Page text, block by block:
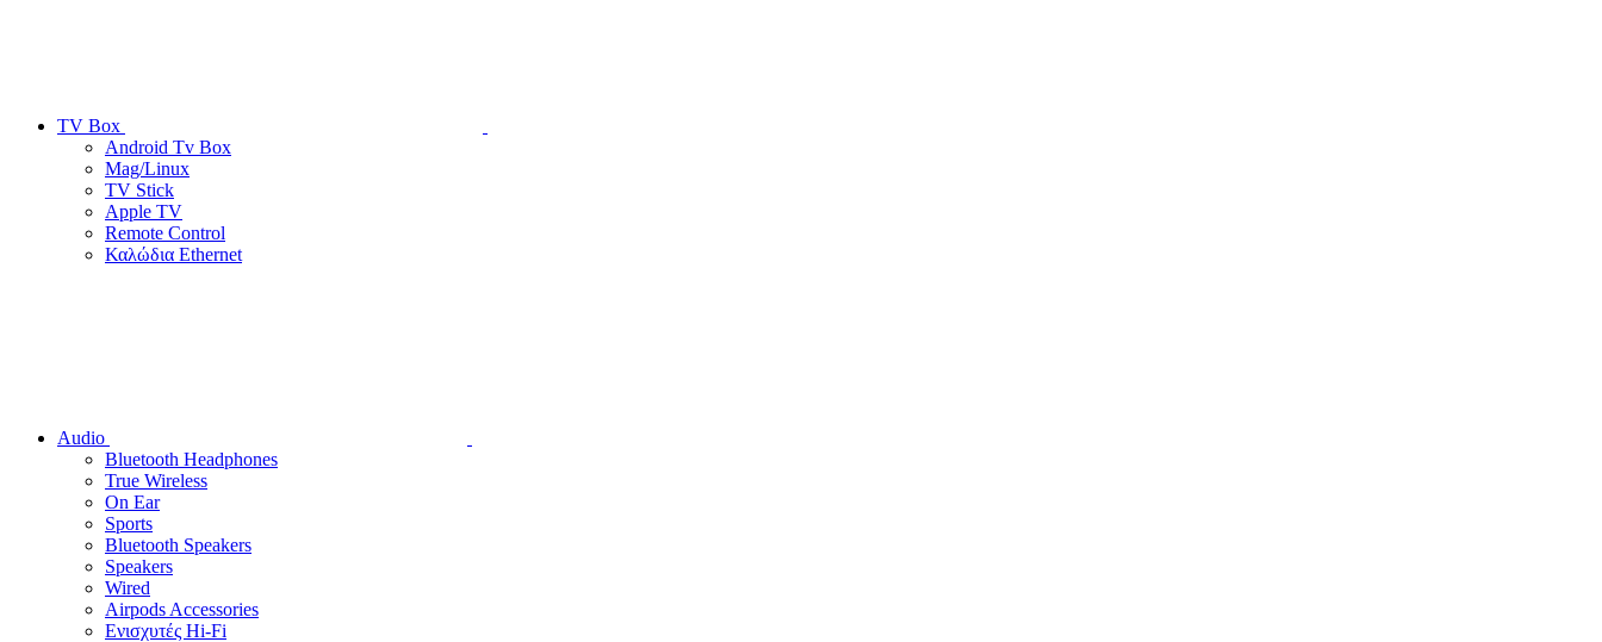
TV Box
Android Tv Box
Mag/Linux
TV Stick
Apple TV
Remote Control
Καλώδια Ethernet
Audio
Bluetooth Headphones
True Wireless
On Ear
Sports
Bluetooth Speakers
Speakers
Wired
Airpods Accessories
Ενισχυτές Hi-Fi